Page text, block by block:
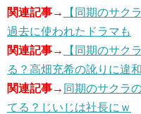
関連記事→
【同期のサク
過去に使われたドラマも
関連記事→
【同期のサク
る？高畑充希の訛りに違
関連記事→ 同期のサクラ
てる？じいじは社長にｗ